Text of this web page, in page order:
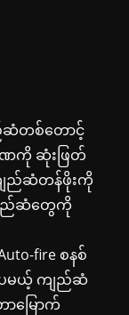
တစ်တောင့်
ဏကို ဆုံးဖြတ်
ည်ဆံတန်ဖိုးကို
ျည်ဆံတွေကို
fire စနစ်
ေမယ့် ကျည်ဆံ
မြောက်